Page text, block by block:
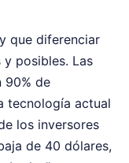
que diferenciar
posibles. Las
90% de
tecnología actual
los inversores
de 40 dólares,